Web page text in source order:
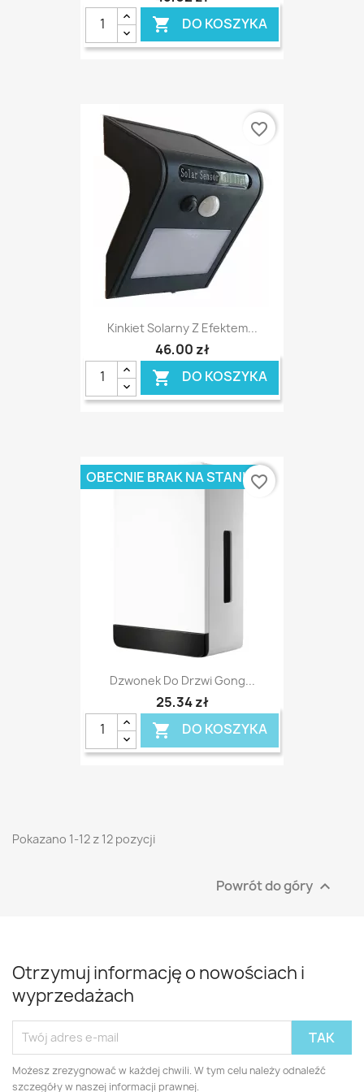
 DO KOSZYKA
Kinkiet Solarny Z Efektem...
46,00 zł
 DO KOSZYKA
favorite_border
Dzwonek Do Drzwi Gong...
25,34 zł
 DO KOSZYKA
OBECNIE BRAK NA STANIEfavorite_border
Pokazano 1-12 z 12 pozycji
Powrót do góry 
Otrzymuj informację o nowościach i
wyprzedażach
Możesz zrezygnować w każdej chwili. W tym celu należy odnaleźć
szczegóły w naszej informacji prawnej.